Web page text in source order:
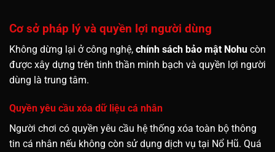
Cơ sở pháp lý và quyền lợi người dùng
Không dừng lại ở công nghệ, chính sách bảo mật Nohu còn
được xây dựng trên tinh thần minh bạch và quyền lợi người
dùng là trung tâm.
Quyền yêu cầu xóa dữ liệu cá nhân
Người chơi có quyền yêu cầu hệ thống xóa toàn bộ thông
tin cá nhân nếu không còn sử dụng dịch vụ tại Nổ Hũ. Quá